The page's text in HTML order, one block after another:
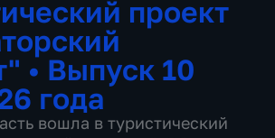
проект
• Выпуск 10
года
вошла в туристический